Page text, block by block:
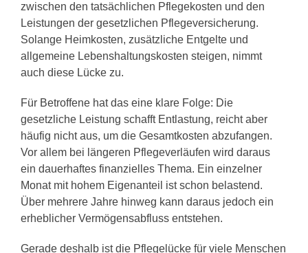
zwischen den tatsächlichen Pflegekosten und den
Leistungen der gesetzlichen Pflegeversicherung.
Solange Heimkosten, zusätzliche Entgelte und
allgemeine Lebenshaltungskosten steigen, nimmt
auch diese Lücke zu.
Für Betroffene hat das eine klare Folge: Die
gesetzliche Leistung schafft Entlastung, reicht aber
häufig nicht aus, um die Gesamtkosten abzufangen.
Vor allem bei längeren Pflegeverläufen wird daraus
ein dauerhaftes finanzielles Thema. Ein einzelner
Monat mit hohem Eigenanteil ist schon belastend.
Über mehrere Jahre hinweg kann daraus jedoch ein
erheblicher Vermögensabfluss entstehen.
Gerade deshalb ist die Pflegelücke für viele Menschen